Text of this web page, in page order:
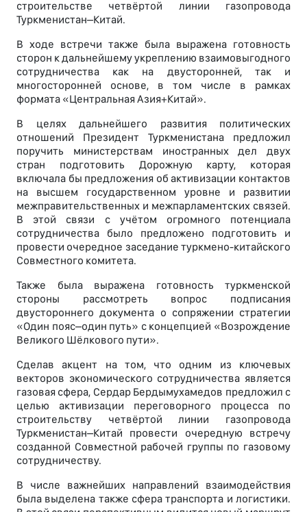
строительстве четвёртой линии газопровода
Туркменистан–Китай.
В ходе встречи также была выражена готовность
сторон к дальнейшему укреплению взаимовыгодного
сотрудничества как на двусторонней, так и
многосторонней основе, в том числе в рамках
формата «Центральная Азия+Китай».
В целях дальнейшего развития политических
отношений Президент Туркменистана предложил
поручить министерствам иностранных дел двух
стран подготовить Дорожную карту, которая
включала бы предложения об активизации контактов
на высшем государственном уровне и развитии
межправительственных и межпарламентских связей.
В этой связи с учётом огромного потенциала
сотрудничества было предложено подготовить и
провести очередное заседание туркмено-китайского
Совместного комитета.
Также была выражена готовность туркменской
стороны рассмотреть вопрос подписания
двустороннего документа о сопряжении стратегии
«Один пояс–один путь» с концепцией «Возрождение
Великого Шёлкового пути».
Сделав акцент на том, что одним из ключевых
векторов экономического сотрудничества является
газовая сфера, Сердар Бердымухамедов предложил с
целью активизации переговорного процесса по
строительству четвёртой линии газопровода
Туркменистан–Китай провести очередную встречу
созданной Совместной рабочей группы по газовому
сотрудничеству.
В числе важнейших направлений взаимодействия
была выделена также сфера транспорта и логистики.